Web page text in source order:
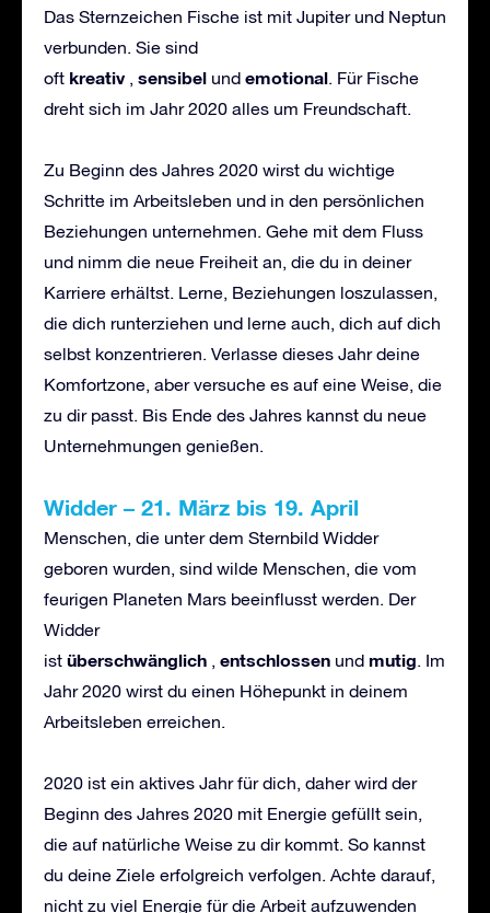
Das Sternzeichen Fische ist mit Jupiter und Neptun
verbunden. Sie sind
oft kreativ , sensibel und emotional. Für Fische
dreht sich im Jahr 2020 alles um Freundschaft.
Zu Beginn des Jahres 2020 wirst du wichtige
Schritte im Arbeitsleben und in den persönlichen
Beziehungen unternehmen. Gehe mit dem Fluss
und nimm die neue Freiheit an, die du in deiner
Karriere erhältst. Lerne, Beziehungen loszulassen,
die dich runterziehen und lerne auch, dich auf dich
selbst konzentrieren. Verlasse dieses Jahr deine
Komfortzone, aber versuche es auf eine Weise, die
zu dir passt. Bis Ende des Jahres kannst du neue
Unternehmungen genießen.
Widder – 21. März bis 19. April
Menschen, die unter dem Sternbild Widder
geboren wurden, sind wilde Menschen, die vom
feurigen Planeten Mars beeinflusst werden. Der
Widder
ist überschwänglich , entschlossen und mutig. Im
Jahr 2020 wirst du einen Höhepunkt in deinem
Arbeitsleben erreichen.
2020 ist ein aktives Jahr für dich, daher wird der
Beginn des Jahres 2020 mit Energie gefüllt sein,
die auf natürliche Weise zu dir kommt. So kannst
du deine Ziele erfolgreich verfolgen. Achte darauf,
nicht zu viel Energie für die Arbeit aufzuwenden